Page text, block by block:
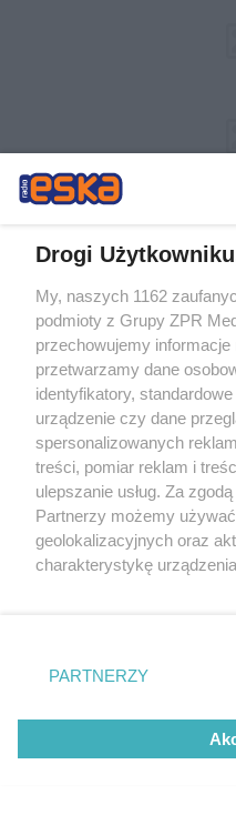
Żaden utwór zamieszczony w
rozpowszechniany lub dalej
tym także elektroniczny lub
eksploatacji w jakiejkolwiek
Drogi
My, naszych 1162
podmioty z Grupy ZPR
przechowujemy informacje
przetwarzamy dane
identyfikatory,
urządzenie czy dane
spersonalizowanych
treści, pomiar reklam i
ulepszanie usług. Za
Partnerzy możemy
geolokalizacyjnych oraz
charakterystykę
zmienić/wycofać klikając
znajdujący się w lewym
rodzaje przetwarzania
użytkownika, ale masz
przetwarzaniu. Preferencje
PARTNERZY